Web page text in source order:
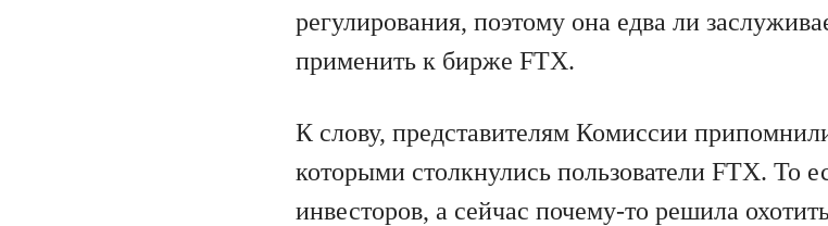
регулирования, поэтому она едва ли
применить к бирже FTX.
К слову, представителям Комиссии
которыми столкнулись пользователи FTX. То
инвесторов, а сейчас почему-то решила